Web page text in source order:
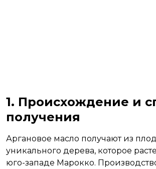
1. Происхождение и
получения
Аргановое масло получают из
уникального дерева, которое
юго-западе Марокко.